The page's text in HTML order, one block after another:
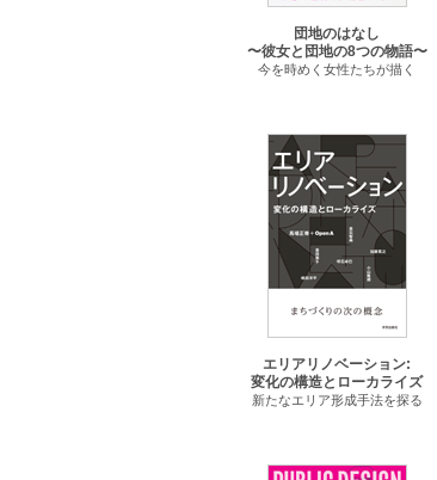
団地のはなし
〜彼女と団地の8つの物語〜
今を時めく女性たちが描く
エリアリノベーション:
変化の構造とローカライズ
新たなエリア形成手法を探る